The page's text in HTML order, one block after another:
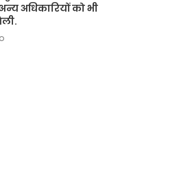
अधिकारियों को भी